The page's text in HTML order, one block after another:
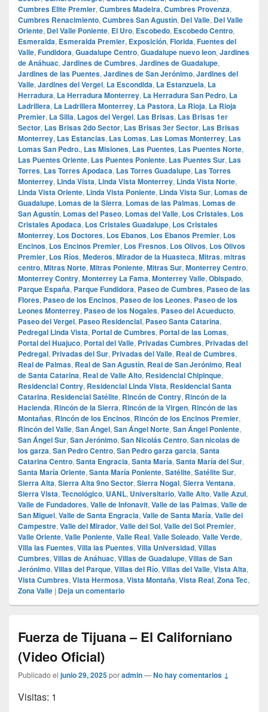
Cumbres Elite Premier, Cumbres Madeira, Cumbres Provenza,
Cumbres Renacimiento, Cumbres San Agustín, Del Valle, Del Valle
Oriente, Del Valle Poniente, El Uro, Escobedo, Escobedo Centro,
Esmeralda, Esmeralda Premier, Exposición, Florida, Fuentes del
Valle, Fundidora, Guadalupe Centro, Guadalupe nuevo leon, Jardines
de Anáhuac, Jardines de Cumbres, Jardines de Guadalupe,
Jardines de las Puentes, Jardines de San Jerónimo, Jardines del
Valle, Jardines del Vergel, La Escondida, La Estanzuela, La
Herradura, La Herradura Monterrey, La Herradura San Pedro, La
Ladrillera, La Ladrillera Monterrey, La Pastora, La Rioja, La Rioja
Premier, La Silla, Lagos del Vergel, Las Brisas, Las Brisas 1er
Sector, Las Brisas 2do Sector, Las Brisas 3er Sector, Las Brisas
Monterrey, Las Estancias, Las Lomas, Las Lomas Monterrey, Las
Lomas San Pedro., Las Misiones, Las Puentes, Las Puentes Norte,
Las Puentes Oriente, Las Puentes Poniente, Las Puentes Sur, Las
Torres, Las Torres Apodaca, Las Torres Guadalupe, Las Torres
Monterrey, Linda Vista, Linda Vista Monterrey, Linda Vista Norte,
Linda Vista Oriente, Linda Vista Poniente, Linda Vista Sur, Lomas de
Guadalupe, Lomas de la Sierra, Lomas de las Palmas, Lomas de
San Agustín, Lomas del Paseo, Lomas del Valle, Los Cristales, Los
Cristales Apodaca, Los Cristales Guadalupe, Los Cristales
Monterrey, Los Doctores, Los Ebanos, Los Ebanos Premier, Los
Encinos, Los Encinos Premier, Los Fresnos, Los Olivos, Los Olivos
Premier, Los Ríos, Mederos, Mirador de la Huasteca, Mitras, mitras
centro, Mitras Norte, Mitras Poniente, Mitras Sur, Monterrey Centro,
Monterrey Contry, Monterrey La Fama, Monterrey Valle, Obispado,
Parque España, Parque Fundidora, Paseo de Cumbres, Paseo de las
Flores, Paseo de los Encinos, Paseo de los Leones, Paseo de los
Leones Monterrey, Paseo de los Nogales, Paseo del Acueducto,
Paseo del Vergel, Paseo Residencial, Paseo Santa Catarina,
Pedregal Linda Vista, Portal de Cumbres, Portal de las Lomas,
Portal del Huajuco, Portal del Valle, Privadas Cumbres, Privadas del
Pedregal, Privadas del Sur, Privadas del Valle, Real de Cumbres,
Real de Palmas, Real de San Agustín, Real de San Jerónimo, Real
de Santa Catarina, Real de Valle Alto, Residencial Chipinque,
Residencial Contry, Residencial Linda Vista, Residencial Santa
Catarina, Residencial Satélite, Rincón de Contry, Rincón de la
Hacienda, Rincón de la Sierra, Rincón de la Virgen, Rincón de las
Montañas, Rincón de los Encinos, Rincón de los Encinos Premier,
Rincón del Valle, San Ángel, San Ángel Norte, San Ángel Poniente,
San Ángel Sur, San Jerónimo, San Nicolás Centro, San nicolas de
los garza, San Pedro Centro, San Pedro garza garcia, Santa
Catarina Centro, Santa Engracia, Santa María, Santa María del Sur,
Santa María Oriente, Santa María Poniente, Satélite, Satélite Sur,
Sierra Alta, Sierra Alta 9no Sector, Sierra Nogal, Sierra Ventana,
Sierra Vista, Tecnológico, UANL, Universitario, Valle Alto, Valle Azul,
Valle de Fundadores, Valle de Infonavit, Valle de las Palmas, Valle de
San Miguel, Valle de Santa Engracia, Valle de Santa María, Valle del
Campestre, Valle del Mirador, Valle del Sol, Valle del Sol Premier,
Valle Oriente, Valle Poniente, Valle Real, Valle Soleado, Valle Verde,
Villa las Fuentes, Villa las Puentes, Villa Universidad, Villas
Cumbres, Villas de Anáhuac, Villas de Guadalupe, Villas de San
Jerónimo, Villas del Parque, Villas del Río, Villas del Valle, Vista Alta,
Vista Cumbres, Vista Hermosa, Vista Montaña, Vista Real, Zona Tec,
Zona Valle | Deja un comentario
Fuerza de Tijuana – El Californiano
(Video Oficial)
Publicado el junio 29, 2025poradmin—No hay comentarios ↓
Visitas: 1